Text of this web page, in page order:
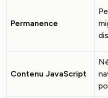
Permanence
Contenu JavaScript